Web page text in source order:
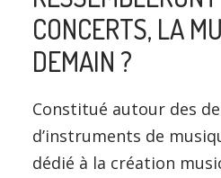
CONCERTS, LA
DEMAIN ?
Constitué autour des
d’instruments de
dédié à la création